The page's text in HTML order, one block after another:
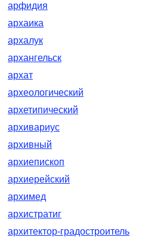
арфидия
архаика
архалук
архангельск
архат
археологический
архетипический
архивариус
архивный
архиепископ
архиерейский
архимед
архистратиг
архитектор-градостроитель